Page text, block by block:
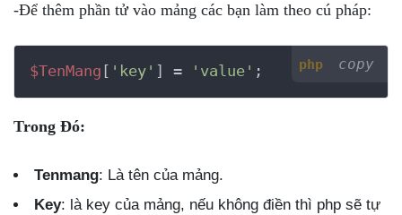
-Để thêm phần tử vào mảng các bạn làm theo cú pháp:
php copy
$TenMang [ 'key' ] = 'value' ;
Trong Đó:
Tenmang: Là tên của mảng.
Key: là key của mảng, nếu không điền thì php sẽ tự